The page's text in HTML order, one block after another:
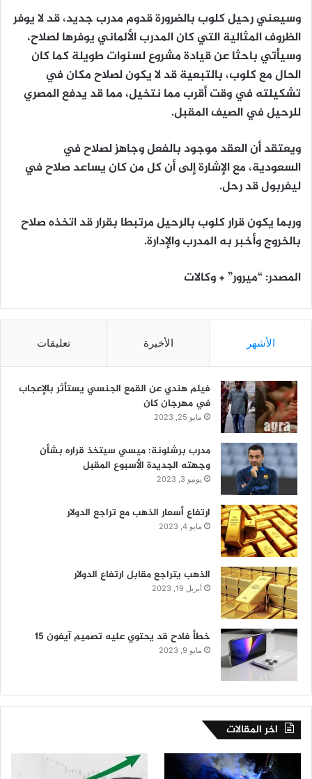
وسيعني رحيل كلوب بالضرورة قدوم مدرب جديد، قد لا يوفر
الظروف المثالية التي كان المدرب الألماني يوفرها لصلاح،
وسيأتي باحثا عن قيادة مشروع لسنوات طويلة كما كان
الحال مع كلوب، بالتبعية قد لا يكون لصلاح مكان في
تشكيلته في وقت أقرب مما نتخيل، مما قد يدفع المصري
للرحيل في الصيف المقبل.
ويعتقد أن العقد موجود بالفعل وجاهز لصلاح في
السعودية، مع الإشارة إلى أن كل من كان يساعد صلاح في
ليفربول قد رحل.
وربما يكون قرار كلوب بالرحيل مرتبطا بقرار قد اتخذه صلاح
بالخروج وأخبر به المدرب والإدارة.
المصدر: “ميرور” + وكالات
الأشهر الأخيرة تعليقات
فيلم هندي عن القمع الجنسي يستأثر بالإعجاب
في مهرجان كان
مايو 25, 2023
مدرب برشلونة: ميسي سيتخذ قراره بشأن
وجهته الجديدة الأسبوع المقبل
يونيو 3, 2023
ارتفاع أسعار الذهب مع تراجع الدولار
مايو 4, 2023
الذهب يتراجع مقابل ارتفاع الدولار
أبريل 19, 2023
خطأ فادح قد يحتوي عليه تصميم آيفون 15
مايو 9, 2023
اخر المقالات